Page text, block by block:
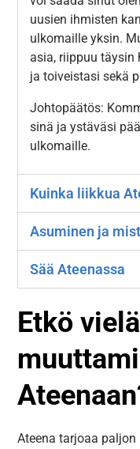
uusien ihmisten
ulkomaille yksin.
asia, riippuu
ja toiveistasi sekä
Johtopäätös:
sinä ja ystäväsi
ulkomaille.
Kuinka liikkua
Asuminen ja
Sää Ateenassa
Etkö
Ateena tarjoaa